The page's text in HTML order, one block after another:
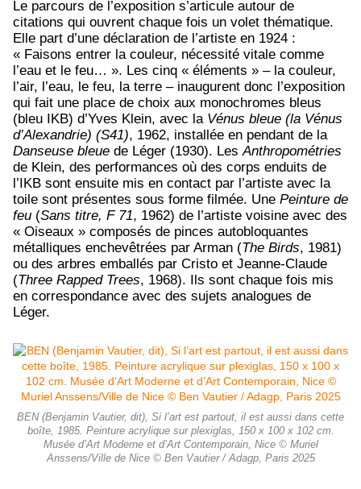
Le parcours de l’exposition s’articule autour de
citations qui ouvrent chaque fois un volet thématique.
Elle part d’une déclaration de l’artiste en 1924 :
« Faisons entrer la couleur, nécessité vitale comme
l’eau et le feu… ». Les cinq « éléments » – la couleur,
l’air, l’eau, le feu, la terre – inaugurent donc l’exposition
qui fait une place de choix aux monochromes bleus
(bleu IKB) d’Yves Klein, avec la Vénus bleue (la Vénus
d’Alexandrie) (S41), 1962, installée en pendant de la
Danseuse bleue de Léger (1930). LesAnthropométries
de Klein, des performances où des corps enduits de
l’IKB sont ensuite mis en contact par l’artiste avec la
toile sont présentes sous forme filmée. Une Peinture de
feu (Sans titre, F 71, 1962) de l’artiste voisine avec des
« Oiseaux » composés de pinces autobloquantes
métalliques enchevêtrées par Arman (The Birds, 1981)
ou des arbres emballés par Cristo et Jeanne-Claude
(Three Rapped Trees, 1968). Ils sont chaque fois mis
en correspondance avec des sujets analogues de
Léger.
BEN (Benjamin Vautier, dit), Si l’art est partout, il est aussi dans cette
boîte, 1985. Peinture acrylique sur plexiglas, 150 x 100 x 102 cm.
Musée d’Art Moderne et d’Art Contemporain, Nice © Muriel
Anssens/Ville de Nice © Ben Vautier / Adagp, Paris 2025